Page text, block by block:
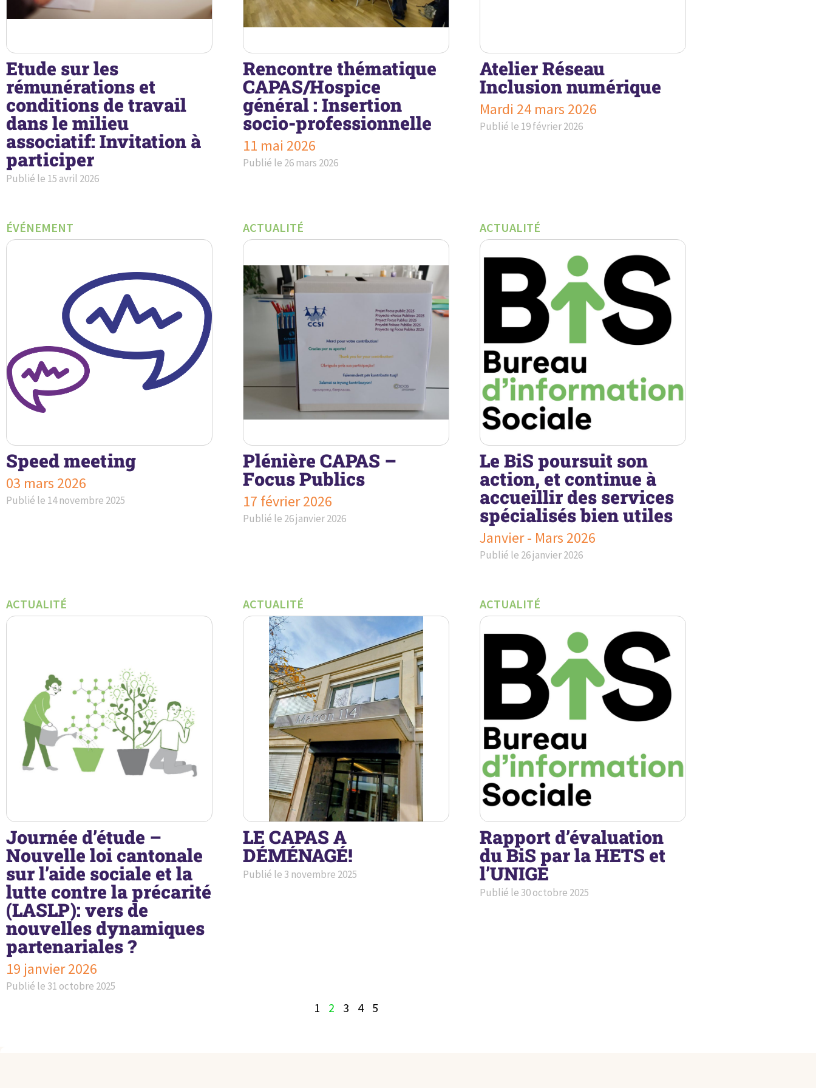
Etude sur les
rémunérations et
conditions de travail
dans le milieu
associatif: Invitation à
participer
Publié le 15 avril 2026
Rencontre thématique
CAPAS/Hospice
général : Insertion
socio-professionnelle
11 mai 2026
Publié le 26 mars 2026
Atelier Réseau
Inclusion numérique
Mardi 24 mars 2026
Publié le 19 février 2026
ÉVÉNEMENT
Speed meeting
03 mars 2026
Publié le 14 novembre 2025
ACTUALITÉ
Plénière CAPAS –
Focus Publics
17 février 2026
Publié le 26 janvier 2026
ACTUALITÉ
Le BiS poursuit son
action, et continue à
accueillir des services
spécialisés bien utiles
Janvier - Mars 2026
Publié le 26 janvier 2026
ACTUALITÉ
Journée d’étude –
Nouvelle loi cantonale
sur l’aide sociale et la
lutte contre la précarité
(LASLP): vers de
nouvelles dynamiques
partenariales ?
19 janvier 2026
Publié le31 octobre 2025
ACTUALITÉ
LE CAPAS A
DÉMÉNAGÉ!
Publié le3 novembre 2025
ACTUALITÉ
Rapport d’évaluation
du BiS par la HETS et
l’UNIGE
Publié le30 octobre 2025
1 2 3 4 5